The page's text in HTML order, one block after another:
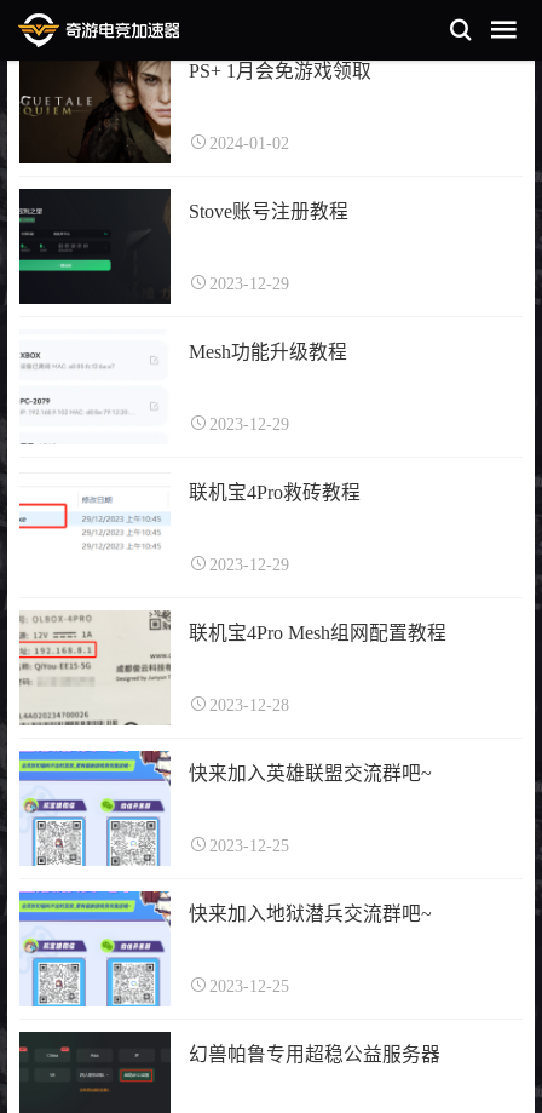
PS+ 1月会免游戏领取
2024-01-02
Stove账号注册教程
2023-12-29
Mesh功能升级教程
2023-12-29
联机宝4Pro救砖教程
2023-12-29
联机宝4Pro Mesh组网配置教程
2023-12-28
快来加入英雄联盟交流群吧~
2023-12-25
快来加入地狱潜兵交流群吧~
2023-12-25
幻兽帕鲁专用超稳公益服务器